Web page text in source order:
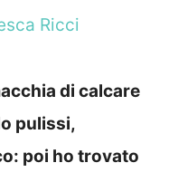
Ricci
di calcare
pulissi,
poi ho trovato